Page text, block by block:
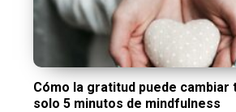
Cómo la gratitud puede
solo 5 minutos de mindfulness